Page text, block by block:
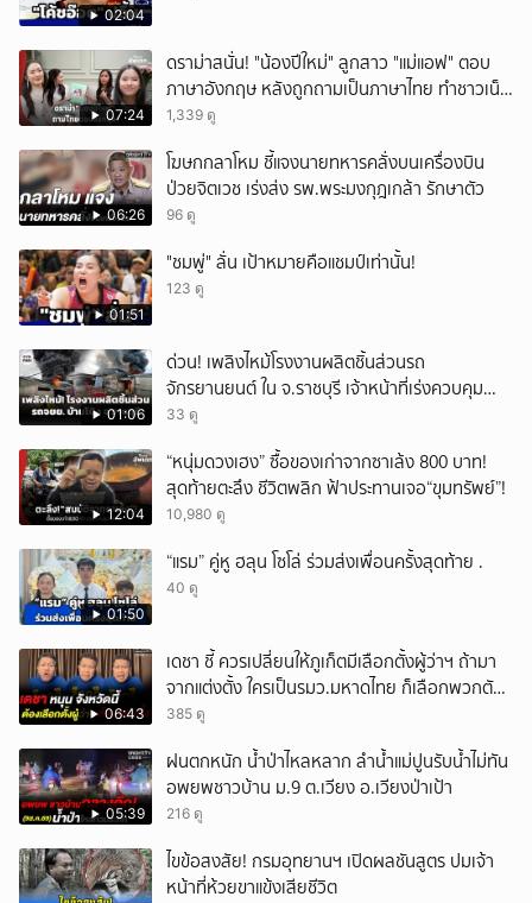
02:04
07:24
ดราม่าสนั่น! "น้องปีใหม่" ลูกสาว "แม่แอฟ" ตอบ
ภาษาอังกฤษ หลังถูกถามเป็นภาษาไทย ทำชาวเน็ต
ถกสนั่น!
1,339 ดู
06:26
โฆษกกลาโหม ชี้แจงนายทหารคลั่งบนเครื่องบิน
ป่วยจิตเวช เร่งส่ง รพ.พระมงกุฎเกล้า รักษาตัว
96 ดู
01:51
"ชมพู่" ลั่น เป้าหมายคือแชมป์เท่านั้น!
123 ดู
01:06
ด่วน! เพลิงไหม้โรงงานผลิตชิ้นส่วนรถ
จักรยานยนต์ ใน จ.ราชบุรี เจ้าหน้าที่เร่งควบคุม
เพลิง
33 ดู
12:04
“หนุ่มดวงเฮง” ซื้อของเก่าจากซาเล้ง 800 บาท!
สุดท้ายตะลึง ชีวิตพลิก ฟ้าประทานเจอ“ขุมทรัพย์”!
10,980 ดู
01:50
“แรม” คู่หู ฮลุน โซโล่ ร่วมส่งเพื่อนครั้งสุดท้าย .
40 ดู
06:43
เดชา ชี้ ควรเปลี่ยนให้ภูเก็ตมีเลือกตั้งผู้ว่าฯ ถ้ามา
จากแต่งตั้ง ใครเป็นรมว.มหาดไทย ก็เลือกพวกตัว
เอง
385 ดู
05:39
ฝนตกหนัก น้ำป่าไหลหลาก ลำน้ำแม่ปูนรับน้ำไม่ทัน
อพยพชาวบ้าน ม.9 ต.เวียง อ.เวียงป่าเป้า
216 ดู
ไขข้อสงสัย! กรมอุทยานฯ เปิดผลชันสูตร ปมเจ้า
หน้าที่ห้วยขาแข้งเสียชีวิต